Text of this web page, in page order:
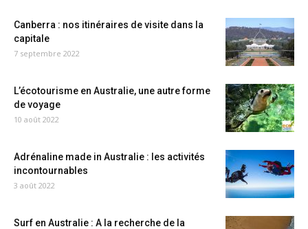
Canberra : nos itinéraires de visite dans la
capitale
7 septembre 2022
L’écotourisme en Australie, une autre forme
de voyage
10 août 2022
Adrénaline made in Australie : les activités
incontournables
3 août 2022
Surf en Australie : A la recherche de la